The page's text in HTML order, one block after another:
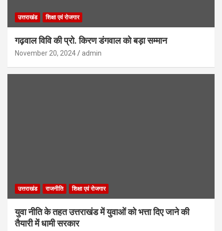
उत्तराखंड शिक्षा एवं रोजगार
गढ़वाल विवि की प्रो. किरण डंगवाल को बड़ा सम्मान
November 20, 2024 admin
उत्तराखंड राजनीति शिक्षा एवं रोजगार
युवा नीति के तहत उत्तराखंड में युवाओं को भत्ता दिए जाने की
तैयारी में धामी सरकार